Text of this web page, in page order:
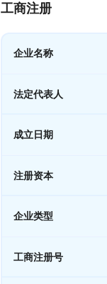
工商注册
企业名称
法定代表人
成立日期
注册资本
企业类型
工商注册号